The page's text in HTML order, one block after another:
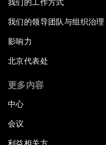
我们的工作方式
我们的领导团队与组织治理
影响力
北京代表处
更多内容
中心
会议